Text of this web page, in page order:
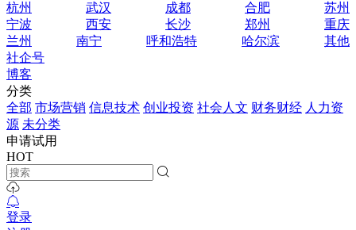
杭州
武汉 成都 合肥
苏州
宁波
西安 长沙 郑州
重庆
兰州
南宁 呼和浩特 哈尔滨
其他
社企号
博客
分类
全部 市场营销 信息技术 创业投资 社会人文 财务财经 人力资
源 未分类
申请试用
HOT
登录